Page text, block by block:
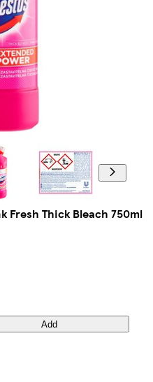
Fresh Thick Bleach 750ml
Add